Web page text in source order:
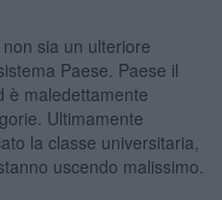
sia un ulteriore
Paese. Paese il
è maledettamente
Ultimamente
la classe universitaria,
uscendo malissimo.